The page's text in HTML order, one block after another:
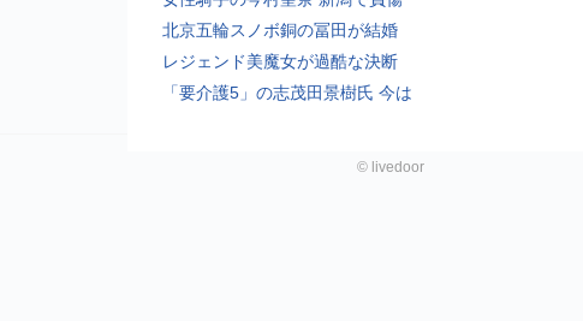
北京五輪スノボ銅の冨田が結婚
レジェンド美魔女が過酷な決断
「要介護5」の志茂田景樹氏 今は
© livedoor